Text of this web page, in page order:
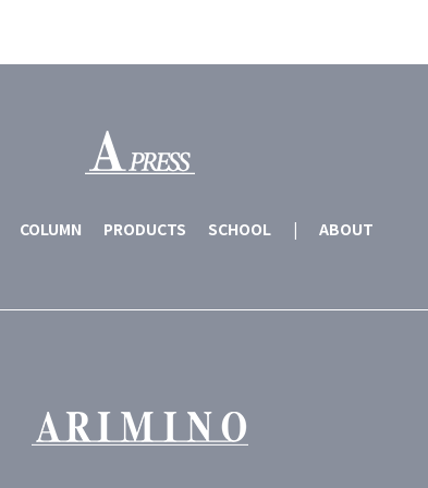
COLUMN PRODUCTS SCHOOL | ABOUT